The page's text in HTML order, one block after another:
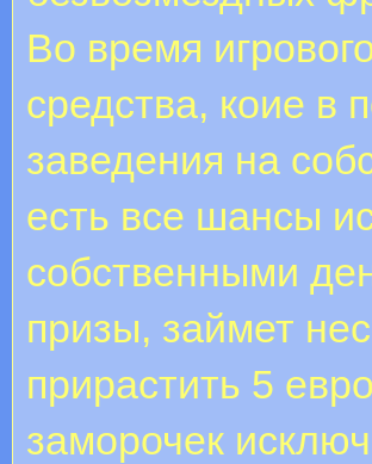
Во время
средства, коие в
заведения на
есть все шансы
собственными
призы, займет
прирастить 5
заморочек